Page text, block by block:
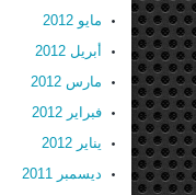
مايو 2012
أبريل 2012
مارس 2012
فبراير 2012
يناير 2012
ديسمبر 2011